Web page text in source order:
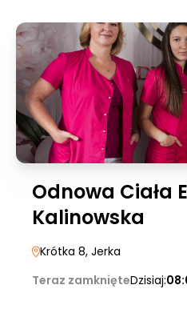
Odnowa Ciała
Kalinowska
Krótka 8, Jerka
Teraz zamknięteDzisiaj: